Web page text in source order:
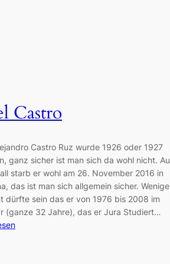
Castro
Castro Ruz wurde 1926 oder 1927
ganz sicher ist man sich da wohl nicht.
starb er wohl am 26. November 2016 in
das ist man sich allgemein sicher.
dürfte sein das er von 1976 bis 2008 im
(ganze 32 Jahre), das er Jura Studiert…